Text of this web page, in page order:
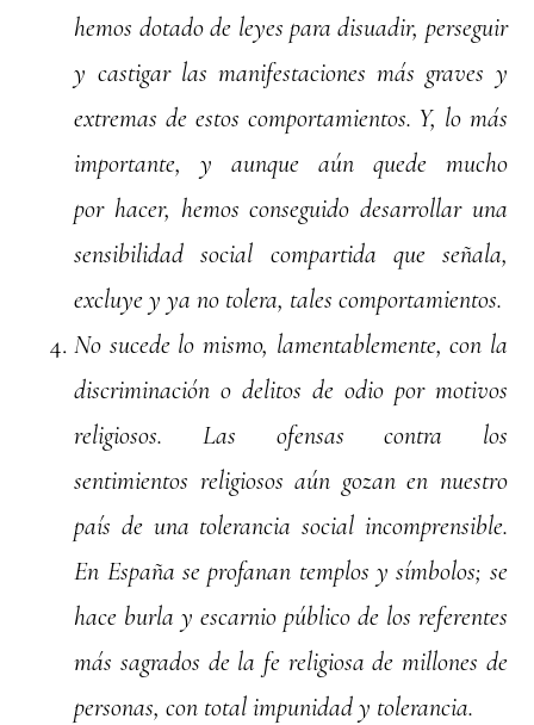
hemos dotado de leyes para disuadir, perseguir
y castigar las manifestaciones más graves y
extremas de estos comportamientos. Y, lo más
importante, y aunque aún quede mucho
por hacer, hemos conseguido desarrollar una
sensibilidad social compartida que señala,
excluye y ya no tolera, tales comportamientos.
No sucede lo mismo, lamentablemente, con la
discriminación o delitos de odio por motivos
religiosos. Las ofensas contra los
sentimientos religiosos aún gozan en nuestro
país de una tolerancia social incomprensible.
En España se profanan templos y símbolos; se
hace burla y escarnio público de los referentes
más sagrados de la fe religiosa de millones de
personas, con total impunidad y tolerancia.